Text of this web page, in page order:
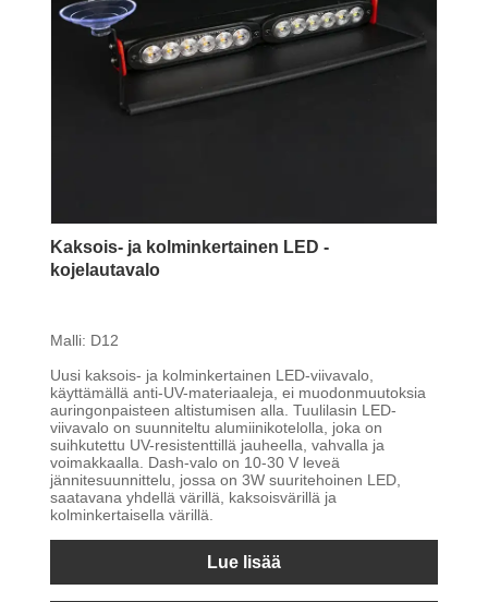
Kaksois- ja kolminkertainen LED -
kojelautavalo
Malli: D12
Uusi kaksois- ja kolminkertainen LED-viivavalo,
käyttämällä anti-UV-materiaaleja, ei muodonmuutoksia
auringonpaisteen altistumisen alla. Tuulilasin LED-
viivavalo on suunniteltu alumiinikotelolla, joka on
suihkutettu UV-resistenttillä jauheella, vahvalla ja
voimakkaalla. Dash-valo on 10-30 V leveä
jännitesuunnittelu, jossa on 3W suuritehoinen LED,
saatavana yhdellä värillä, kaksoisvärillä ja
kolminkertaisella värillä.
Lue lisää